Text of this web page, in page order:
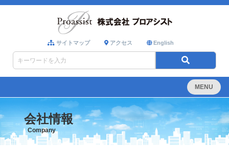
サイトマップ アクセス English
MENU
会社情報
Company